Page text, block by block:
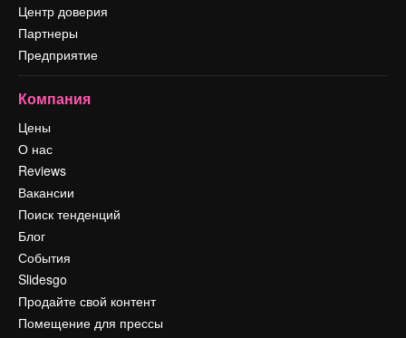
Центр доверия
Партнеры
Предприятие
Компания
Цены
О нас
Reviews
Вакансии
Поиск тенденций
Блог
События
Slidesgo
Продайте свой контент
Помещение для прессы